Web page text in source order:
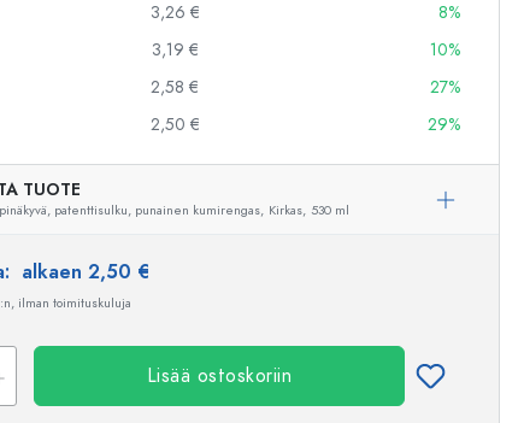
3,26 €
8%
3,19 €
10%
2,58 €
27%
2,50 € 29%
TUOTE
patenttisulku, punainen kumirengas, Kirkas, 530 ml
alkaen 2,50 €
ilman toimituskuluja
Lisää ostoskoriin